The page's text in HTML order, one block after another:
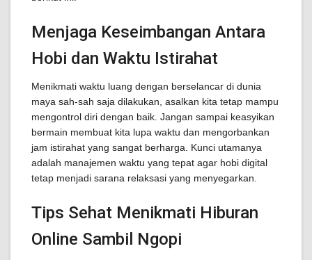
Menjaga Keseimbangan Antara
Hobi dan Waktu Istirahat
Menikmati waktu luang dengan berselancar di dunia
maya sah-sah saja dilakukan, asalkan kita tetap mampu
mengontrol diri dengan baik. Jangan sampai keasyikan
bermain membuat kita lupa waktu dan mengorbankan
jam istirahat yang sangat berharga. Kunci utamanya
adalah manajemen waktu yang tepat agar hobi digital
tetap menjadi sarana relaksasi yang menyegarkan.
Tips Sehat Menikmati Hiburan
Online Sambil Ngopi